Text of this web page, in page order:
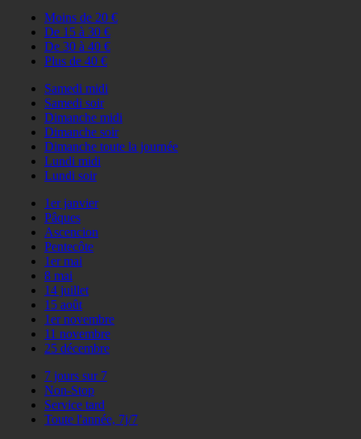
Moins de 20 €
De 15 à 30 €
De 30 à 40 €
Plus de 40 €
Samedi midi
Samedi soir
Dimanche midi
Dimanche soir
Dimanche toute la journée
Lundi midi
Lundi soir
1er janvier
Pâques
Ascencion
Pentecôte
1er mai
8 mai
14 juillet
15 août
1er novembre
11 novembre
25 décembre
7 jours sur 7
Non-Stop
Service tard
Toute l'année, 7j/7